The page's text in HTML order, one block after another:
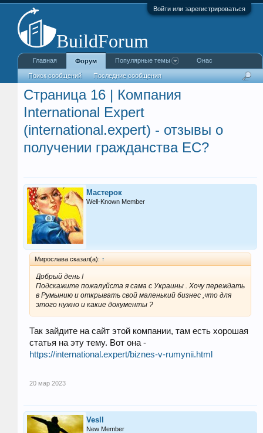
Войти или зарегистрироваться
Страница 16 | Компания
International Expert
(international.expert) - отзывы о
получении гражданства ЕС?
Мастерок
Well-Known Member
Мирослава сказал(а): ↑
Добрый день !
Подскажите пожалуйста я сама с Украины . Хочу переждать
в Румынию и открывать свой маленький бизнес ,что для
этого нужно и какие документы ?
Так зайдите на сайт этой компании, там есть хорошая
статья на эту тему. Вот она -
https://international.expert/biznes-v-rumynii.html
20 мар 2023
Vesll
New Member
Главная Форум
Поиск сообщений Последние сообщения
Популярные темы Онас